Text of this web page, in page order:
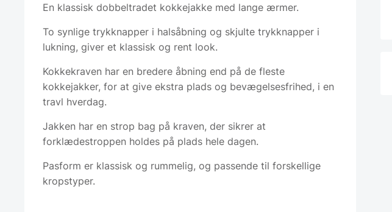
En klassisk dobbeltradet kokkejakke med lange ærmer.
To synlige trykknapper i halsåbning og skjulte trykknapper i
lukning, giver et klassisk og rent look.
Kokkekraven har en bredere åbning end på de fleste
kokkejakker, for at give ekstra plads og bevægelsesfrihed, i en
travl hverdag.
Jakken har en strop bag på kraven, der sikrer at
forklædestroppen holdes på plads hele dagen.
Pasform er klassisk og rummelig, og passende til forskellige
kropstyper.